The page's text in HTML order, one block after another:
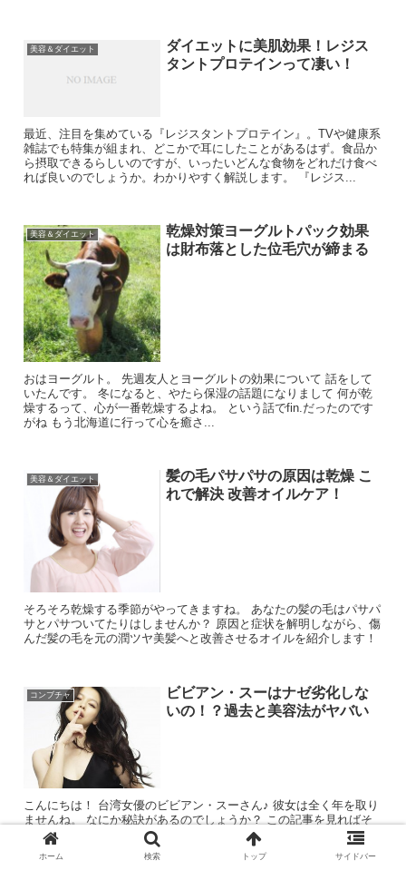
美容＆ダイエット
ダイエットに美肌効果！レジス
タントプロテインって凄い！
最近、注目を集めている『レジスタントプロテイン』。TVや健康系
雑誌でも特集が組まれ、どこかで耳にしたことがあるはず。食品か
ら摂取できるらしいのですが、いったいどんな食物をどれだけ食べ
れば良いのでしょうか。わかりやすく解説します。 『レジス...
美容＆ダイエット
乾燥対策ヨーグルトパック効果
は財布落とした位毛穴が締まる
おはヨーグルト。 先週友人とヨーグルトの効果について 話をして
いたんです。 冬になると、やたら保湿の話題になりまして 何が乾
燥するって、心が一番乾燥するよね。 という話でfin.だったのです
がね もう北海道に行って心を癒さ...
美容＆ダイエット
髪の毛パサパサの原因は乾燥 こ
れで解決 改善オイルケア！
そろそろ乾燥する季節がやってきますね。 あなたの髪の毛はパサパ
サとパサついてたりはしませんか？ 原因と症状を解明しながら、傷
んだ髪の毛を元の潤ツヤ美髪へと改善させるオイルを紹介します！
コンブチャ
ビビアン・スーはナゼ劣化しな
いの！？過去と美容法がヤバい
こんにちは！ 台湾女優のビビアン・スーさん♪ 彼女は全く年を取り
ませんね。 なにか秘訣があるのでしょうか？ この記事を見ればそ
の実態があきらかになります(ΦωΦ)
ホーム 検索 トップ サイドバー